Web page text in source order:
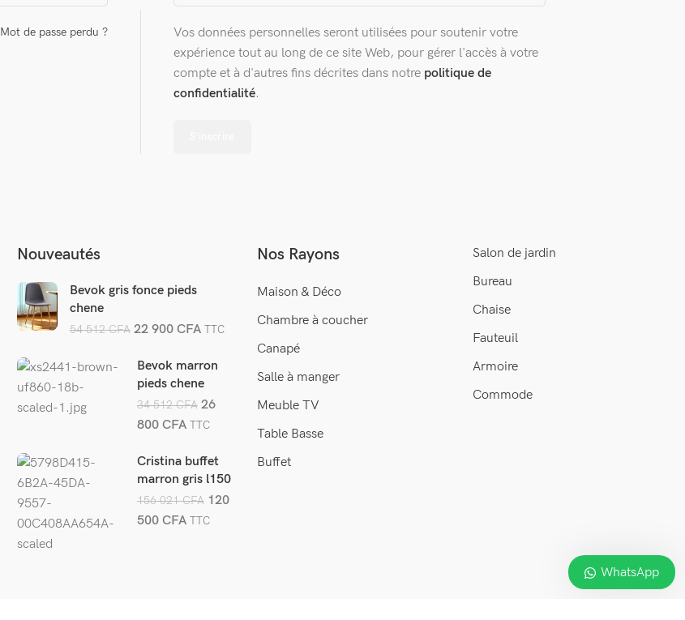
Mot de passe perdu ?
Vos données personnelles seront utilisées pour soutenir votre
expérience tout au long de ce site Web, pour gérer l'accès à votre
compte et à d'autres fins décrites dans notre politique de
confidentialité.
Nouveautés
Bevok gris fonce pieds
chene
54 512CFA 22 900CFA TTC
Bevok marron
pieds chene
34 512CFA 26
800 CFA TTC
Cristina buffet
marron gris l150
cm
156 021CFA 120
500 CFA TTC
Nos Rayons
Maison & Déco
Chambre à coucher
Canapé
Salle à manger
Meuble TV
Table Basse
Buffet
Salon de jardin
Bureau
Chaise
Fauteuil
Armoire
Commode
WhatsApp